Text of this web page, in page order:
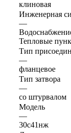
клиновая
Инженерная
—
Тепловые
Тип
—
фланцевое
Тип затвора
—
со штурвалом
Модель
—
30с41нж